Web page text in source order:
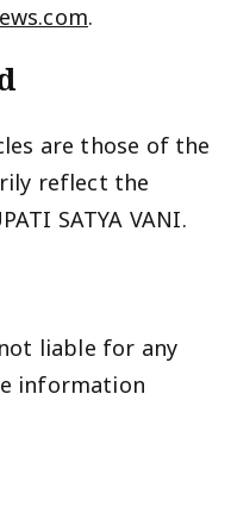
.
are those of the
reflect the
SATYA VANI.
not liable for any
information